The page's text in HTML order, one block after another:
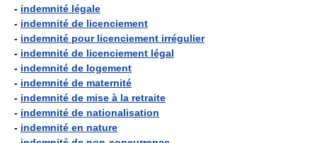
- indemnité légale
- indemnité de licenciement
- indemnité pour licenciement irrégulier
- indemnité de licenciement légal
- indemnité de logement
- indemnité de maternité
- indemnité de mise à la retraite
- indemnité de nationalisation
- indemnité en nature